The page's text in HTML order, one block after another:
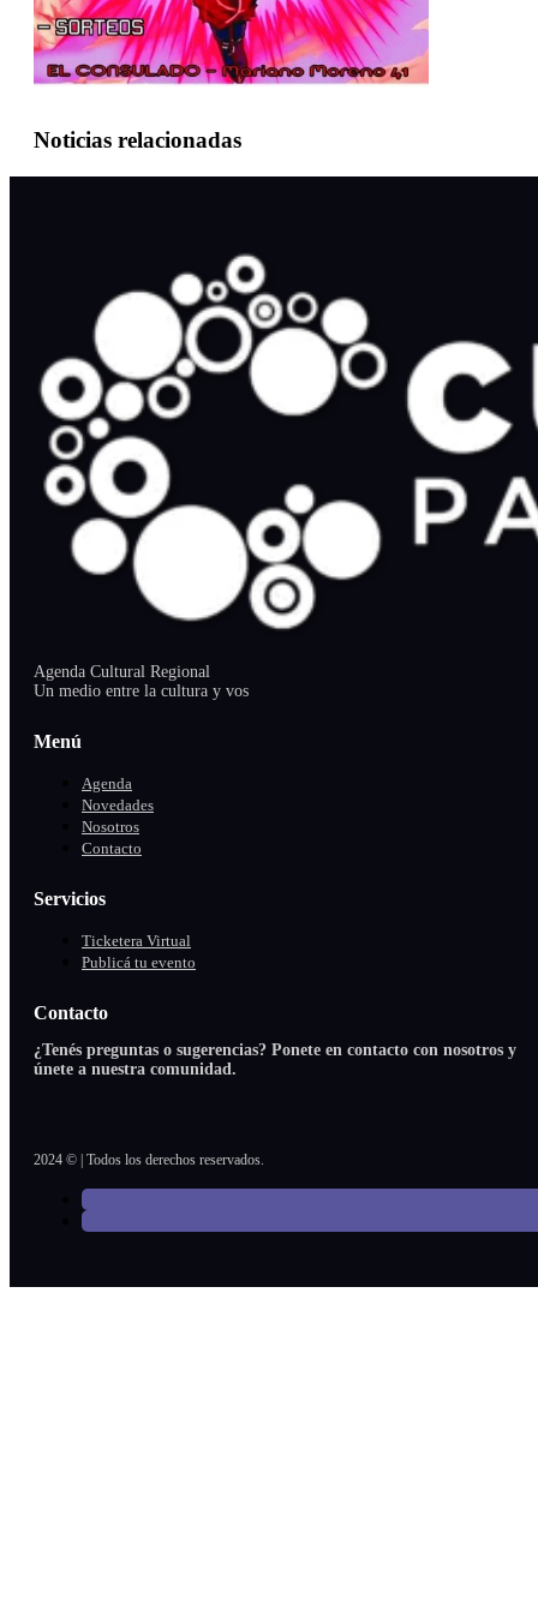
Noticias relacionadas
Agenda Cultural Regional
Un medio entre la cultura y vos
Menú
Agenda
Novedades
Nosotros
Contacto
Servicios
Ticketera Virtual
Publicá tu evento
Contacto
¿Tenés preguntas o sugerencias? Ponete en contacto con nosotros y
únete a nuestra comunidad.
2024 © | Todos los derechos reservados.